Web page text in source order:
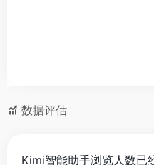
数据评估
Kimi智能助手浏览人数已